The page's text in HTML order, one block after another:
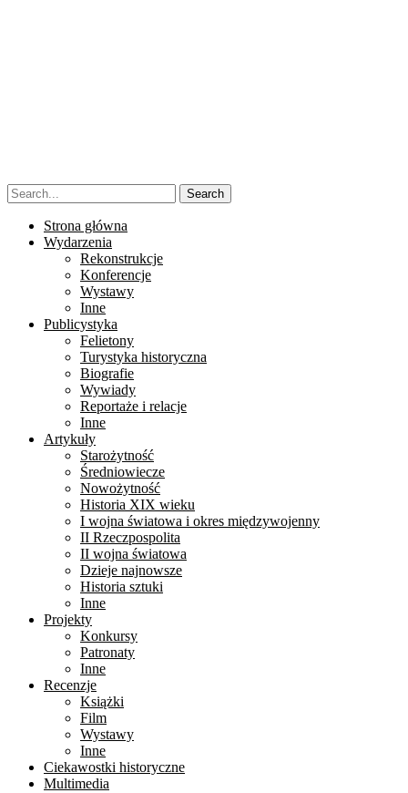
Strona główna
Wydarzenia
Rekonstrukcje
Konferencje
Wystawy
Inne
Publicystyka
Felietony
Turystyka historyczna
Biografie
Wywiady
Reportaże i relacje
Inne
Artykuły
Starożytność
Średniowiecze
Nowożytność
Historia XIX wieku
I wojna światowa i okres międzywojenny
II Rzeczpospolita
II wojna światowa
Dzieje najnowsze
Historia sztuki
Inne
Projekty
Konkursy
Patronaty
Inne
Recenzje
Książki
Film
Wystawy
Inne
Ciekawostki historyczne
Multimedia